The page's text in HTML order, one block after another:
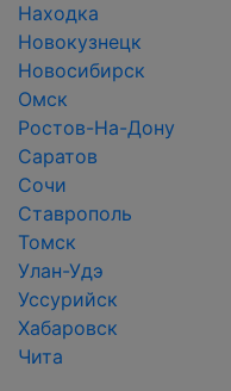
Находка
Новокузнецк
Новосибирск
Омск
Ростов-На-Дону
Саратов
Сочи
Ставрополь
Томск
Улан-Удэ
Уссурийск
Хабаровск
Чита